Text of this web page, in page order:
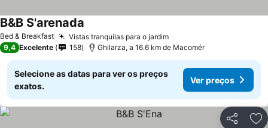
Bed & Breakfast Vistas tranquilas para o jardim
B&B S'arenada
9,4 Excelente 158 Ghilarza, a 16.6 km de Macomér
Selecione as datas para ver os preços
exatos.
Ver preços
Partilhar